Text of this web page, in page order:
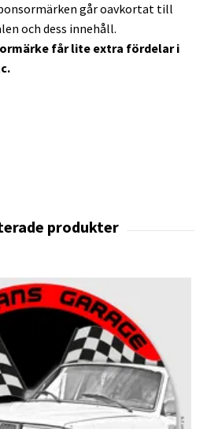
går oavkortat till
och dess innehåll.
får lite extra fördelar i